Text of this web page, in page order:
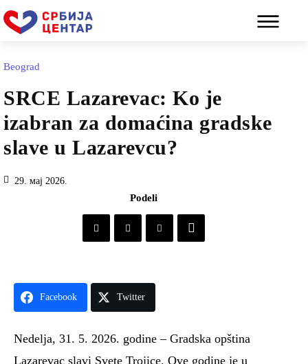
Beograd
SRCE Lazarevac: Ko je
izabran za domaćina gradske
slave u Lazarevcu?
29. мај 2026.
Podeli
Facebook Twitter
Nedelja, 31. 5. 2026. godine – Gradska opština
Lazarevac slavi Svete Trojice. Ove godine je u